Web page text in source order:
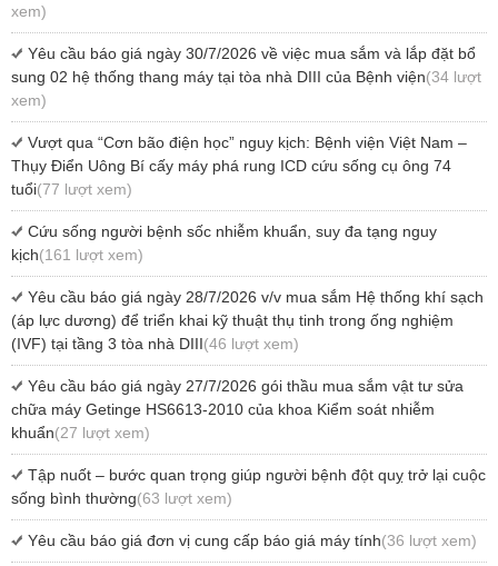
xem)
Yêu cầu báo giá ngày 30/7/2026 về việc mua sắm và lắp đặt bổ
sung 02 hệ thống thang máy tại tòa nhà DIII của Bệnh viện(34 lượt
xem)
Vượt qua “Cơn bão điện học” nguy kịch: Bệnh viện Việt Nam –
Thụy Điển Uông Bí cấy máy phá rung ICD cứu sống cụ ông 74
tuổi(77 lượt xem)
Cứu sống người bệnh sốc nhiễm khuẩn, suy đa tạng nguy
kịch(161 lượt xem)
Yêu cầu báo giá ngày 28/7/2026 v/v mua sắm Hệ thống khí sạch
(áp lực dương) để triển khai kỹ thuật thụ tinh trong ống nghiệm
(IVF) tại tầng 3 tòa nhà DIII(46 lượt xem)
Yêu cầu báo giá ngày 27/7/2026 gói thầu mua sắm vật tư sửa
chữa máy Getinge HS6613-2010 của khoa Kiểm soát nhiễm
khuẩn(27 lượt xem)
Tập nuốt – bước quan trọng giúp người bệnh đột quỵ trở lại cuộc
sống bình thường(63 lượt xem)
Yêu cầu báo giá đơn vị cung cấp báo giá máy tính(36 lượt xem)